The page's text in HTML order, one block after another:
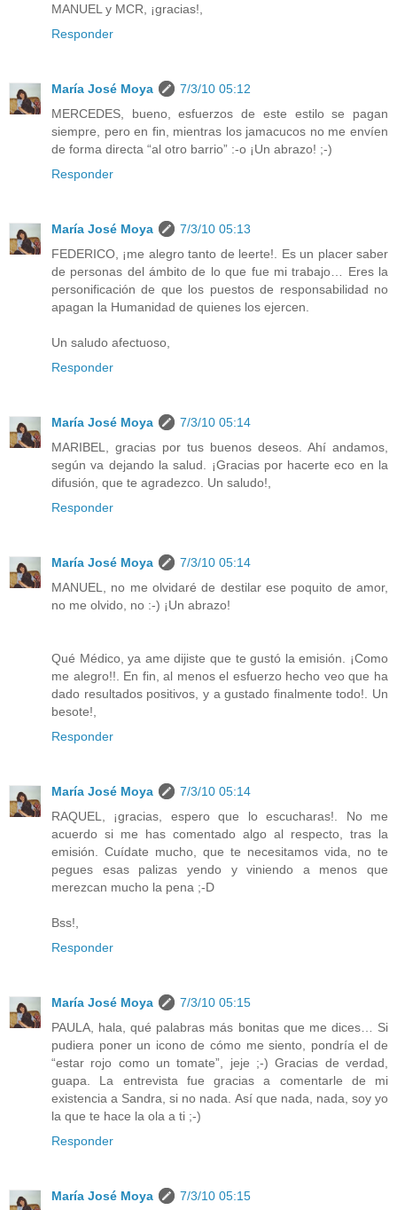
MANUEL y MCR, ¡gracias!,
Responder
María José Moya
7/3/10 05:12
MERCEDES, bueno, esfuerzos de este estilo se pagan
siempre, pero en fin, mientras los jamacucos no me envíen
de forma directa “al otro barrio” :-o ¡Un abrazo! ;-)
Responder
María José Moya
7/3/10 05:13
FEDERICO, ¡me alegro tanto de leerte!. Es un placer saber
de personas del ámbito de lo que fue mi trabajo… Eres la
personificación de que los puestos de responsabilidad no
apagan la Humanidad de quienes los ejercen.
Un saludo afectuoso,
Responder
María José Moya
7/3/10 05:14
MARIBEL, gracias por tus buenos deseos. Ahí andamos,
según va dejando la salud. ¡Gracias por hacerte eco en la
difusión, que te agradezco. Un saludo!,
Responder
María José Moya
7/3/10 05:14
MANUEL, no me olvidaré de destilar ese poquito de amor,
no me olvido, no :-) ¡Un abrazo!
Qué Médico, ya ame dijiste que te gustó la emisión. ¡Como
me alegro!!. En fin, al menos el esfuerzo hecho veo que ha
dado resultados positivos, y a gustado finalmente todo!. Un
besote!,
Responder
María José Moya
7/3/10 05:14
RAQUEL, ¡gracias, espero que lo escucharas!. No me
acuerdo si me has comentado algo al respecto, tras la
emisión. Cuídate mucho, que te necesitamos vida, no te
pegues esas palizas yendo y viniendo a menos que
merezcan mucho la pena ;-D
Bss!,
Responder
María José Moya
7/3/10 05:15
PAULA, hala, qué palabras más bonitas que me dices… Si
pudiera poner un icono de cómo me siento, pondría el de
“estar rojo como un tomate”, jeje ;-) Gracias de verdad,
guapa. La entrevista fue gracias a comentarle de mi
existencia a Sandra, si no nada. Así que nada, nada, soy yo
la que te hace la ola a ti ;-)
Responder
María José Moya
7/3/10 05:15